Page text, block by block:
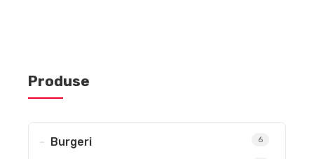
Produse
Burgeri 6